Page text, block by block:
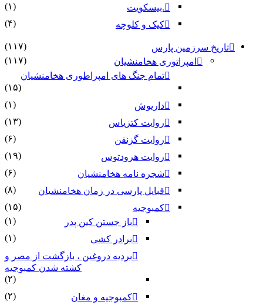
.بیسکویت
(۱)
کیک و کلوچه
(۴)
تاریخ سرزمین پارس
(۱۱۷)
امپراتوری هخامنشیان
(۱۱۷)
تمام جنگ های امپراطوری هخامنشیان
(۱۵)
داریوش
(۱)
روایت کتزیاس
(۱۳)
روایت گزنفن
(۶)
روایت هرودتوس
(۱۹)
شجره نامه هخامنشیان
(۶)
قبایل پارسی در زمان هخامنشیان
(۸)
کمبوجیه
(۱۵)
باز جستن کین پدر
(۱)
برادر کشی
(۱)
بردیه دروغین ، بازگشت از مصر و
کشته شدن کمبوجیه
(۲)
کمبوجیه و مغان
(۲)